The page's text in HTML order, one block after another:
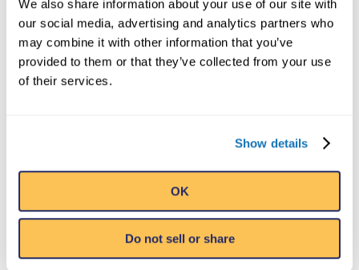
We also share information about your use of our site with
our social media, advertising and analytics partners who
may combine it with other information that you’ve
provided to them or that they’ve collected from your use
of their services.
Show details
OK
Do not sell or share
Technologie zur Darstellung und
Aufzeichnung aufgestellter Rekorde. Noch
mehr in den Weltrekordversuch eintauchen
können Sie dank einer speziell angepassten